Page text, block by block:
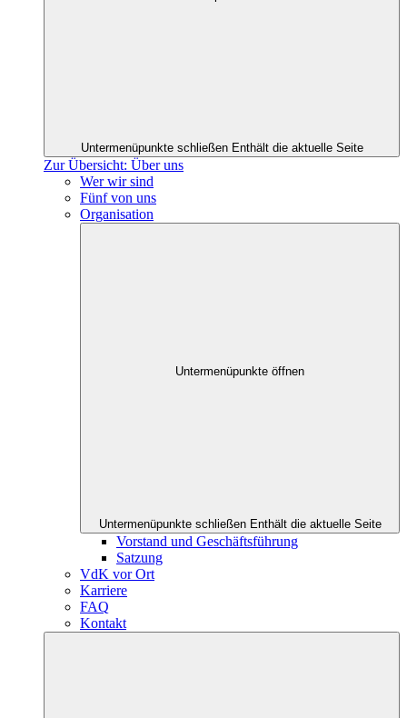
Untermenüpunkte schließen Enthält die aktuelle Seite
Zur Übersicht: Über uns
Wer wir sind
Fünf von uns
Organisation
Untermenüpunkte öffnen
Untermenüpunkte schließen Enthält die aktuelle Seite
Vorstand und Geschäftsführung
Satzung
VdK vor Ort
Karriere
FAQ
Kontakt